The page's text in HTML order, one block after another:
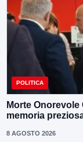
POLITICA
Morte
memoria
8 AGOSTO 2026